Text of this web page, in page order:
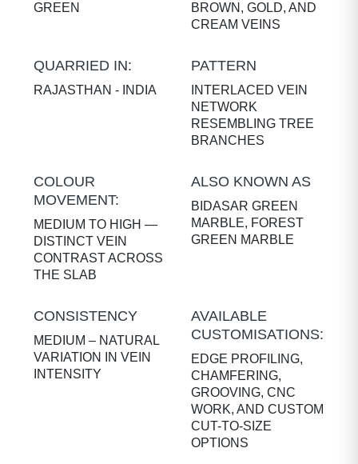
GREEN
BROWN, GOLD, AND
CREAM VEINS
QUARRIED IN:
RAJASTHAN - INDIA
PATTERN
INTERLACED VEIN
NETWORK
RESEMBLING TREE
BRANCHES
COLOUR
MOVEMENT:
MEDIUM TO HIGH —
DISTINCT VEIN
CONTRAST ACROSS
THE SLAB
ALSO KNOWN AS
BIDASAR GREEN
MARBLE, FOREST
GREEN MARBLE
CONSISTENCY
MEDIUM – NATURAL
VARIATION IN VEIN
INTENSITY
AVAILABLE
CUSTOMISATIONS:
EDGE PROFILING,
CHAMFERING,
GROOVING, CNC
WORK, AND CUSTOM
CUT-TO-SIZE
OPTIONS